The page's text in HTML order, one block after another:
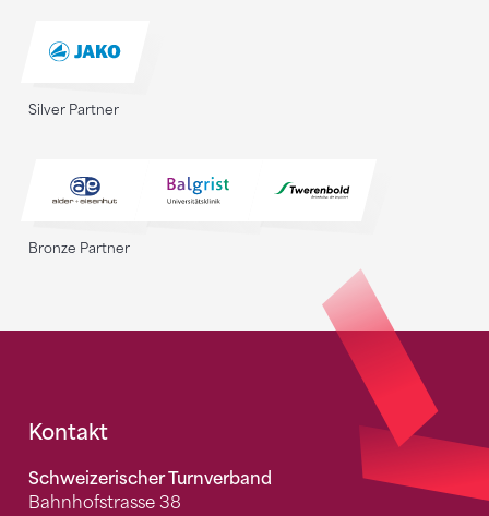
Silver Partner
Bronze Partner
Fusszeile
Kontakt
Schweizerischer Turnverband
Bahnhofstrasse 38